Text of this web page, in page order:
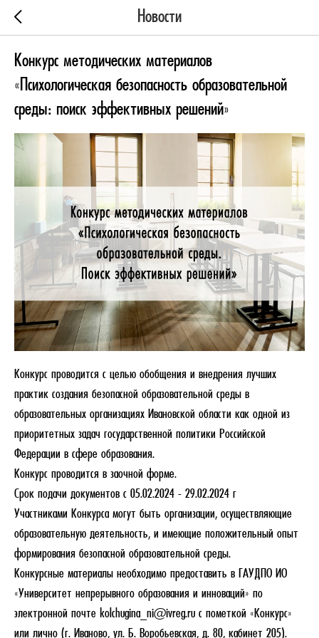
Новости
Конкурс методических материалов
«Психологическая безопасность образовательной
среды: поиск эффективных решений»
Конкурс проводится с целью обобщения и внедрения лучших
практик создания безопасной образовательной среды в
образовательных организациях Ивановской области как одной из
приоритетных задач государственной политики Российской
Федерации в сфере образования.
Конкурс проводится в заочной форме.
Срок подачи документов с 05.02.2024 - 29.02.2024 г
Участниками Конкурса могут быть организации, осуществляющие
образовательную деятельность, и имеющие положительный опыт
формирования безопасной образовательной среды.
Конкурсные материалы необходимо предоставить в ГАУДПО ИО
«Университет непрерывного образования и инноваций» по
электронной почте kolchugina_ni@ivreg.ru с пометкой «Конкурс»
или лично (г. Иваново, ул. Б. Воробьевская, д. 80, кабинет 205).